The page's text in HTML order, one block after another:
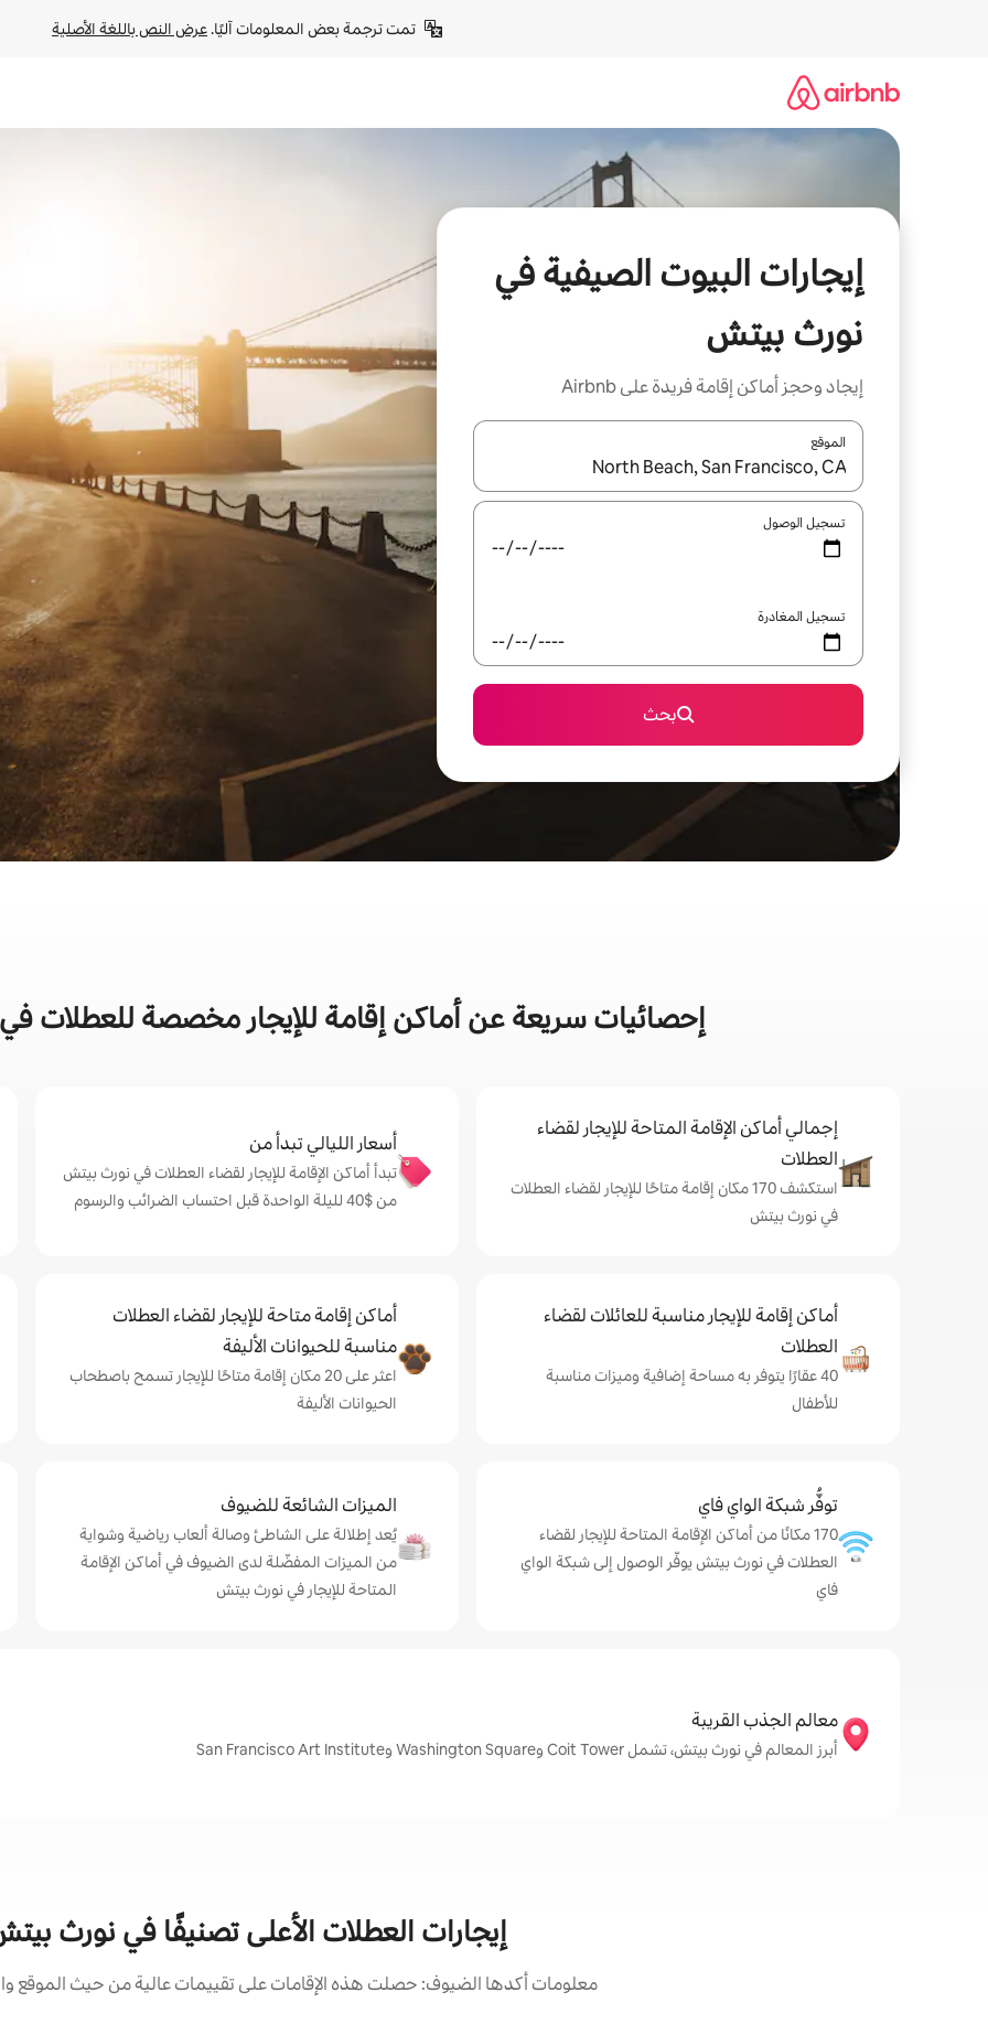
تمت ترجمة بعض المعلومات آليًا. عرض النص باللغة الأصلية
إيجارات البيوت الصيفية في
نورث بيتش
إيجاد وحجز أماكن إقامة فريدة على Airbnb
الموقع
عند توفر النتائج، انتقل باستخدام السهمين لأعلى ولأسفل أو استكشف عن طريق اللمس أو السحب.
تسجيل الوصول
تسجيل المغادرة
بحث
إحصائيات سريعة عن أماكن إقامة للإيجار مخصصة للعطلات
إجمالي أماكن الإقامة المتاحة للإيجار لقضاء
العطلات
استكشف 170 مكان إقامة متاحًا للإيجار لقضاء العطلات
في نورث بيتش
أسعار الليالي تبدأ من
تبدأ أماكن الإقامة للإيجار لقضاء العطلات في نورث بيتش
من $‏40 لليلة الواحدة قبل احتساب الضرائب والرسوم
أماكن إقامة للإيجار مناسبة للعائلات لقضاء
العطلات
40 عقارًا يتوفر به مساحة إضافية وميزات مناسبة
للأطفال
أماكن إقامة متاحة للإيجار لقضاء العطلات
مناسبة للحيوانات الأليفة
اعثر على 20 مكان إقامة متاحًا للإيجار تسمح باصطحاب
الحيوانات الأليفة
توفُّر شبكة الواي فاي
170 مكانًا من أماكن الإقامة المتاحة للإيجار لقضاء
العطلات في نورث بيتش يوفّر الوصول إلى شبكة الواي
فاي
الميزات الشائعة للضيوف
يُعد إطلالة على الشاطئ وصالة ألعاب رياضية وشواية
من الميزات المفضّلة لدى الضيوف في أماكن الإقامة
المتاحة للإيجار في نورث بيتش
معالم الجذب القريبة
أبرز المعالم في نورث بيتش، تشمل Coit Tower وWashington Square وSan Francisco Art Institute
إيجارات العطلات الأعلى تصنيفًا في نورث
معلومات أكدها الضيوف: حصلت هذه الإقامات على تقييمات عالية من حيث الموقع